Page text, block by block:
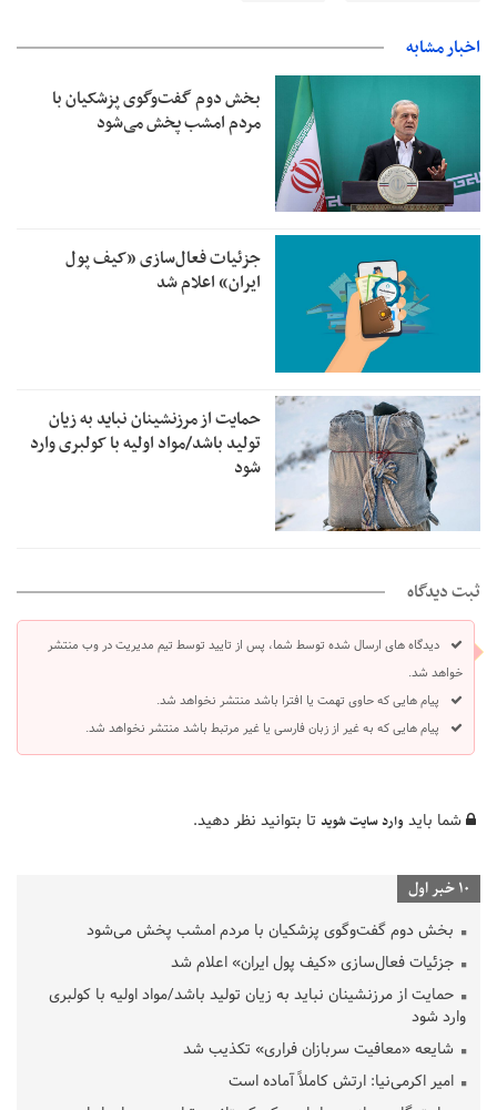
اخبار مشابه
بخش دوم گفت‌وگوی پزشکیان با
مردم امشب پخش می‌شود
جزئیات فعال‌سازی «کیف پول
ایران» اعلام شد
حمایت از مرزنشینان نباید به زیان
تولید باشد/مواد اولیه با کولبری وارد
شود
ثبت دیدگاه
دیدگاه های ارسال شده توسط شما، پس از تایید توسط تیم مدیریت در وب منتشر
خواهد شد.
پیام هایی که حاوی تهمت یا افترا باشد منتشر نخواهد شد.
پیام هایی که به غیر از زبان فارسی یا غیر مرتبط باشد منتشر نخواهد شد.
شما باید وارد سایت شوید تا بتوانید نظر دهید.
10 خبر اول
بخش دوم گفت‌وگوی پزشکیان با مردم امشب پخش می‌شود
جزئیات فعال‌سازی «کیف پول ایران» اعلام شد
حمایت از مرزنشینان نباید به زیان تولید باشد/مواد اولیه با کولبری
وارد شود
شایعه «معافیت سربازان فراری» تکذیب شد
امیر اکرمی‌نیا: ارتش کاملاً آماده است